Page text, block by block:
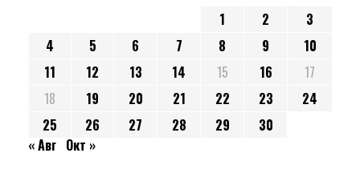
1 2
3
4
5 6 7 8 9
10
11
12 13 14 15 16
17
18
19 20 21 22 23
24
25
26 27 28 29
30
« Авг Окт »